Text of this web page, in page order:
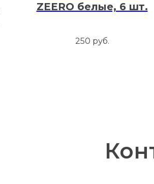
ZEERO белые, 6 шт.
250 руб.